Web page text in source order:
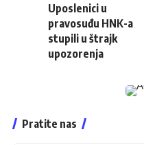
Uposlenici u
pravosuđu HNK-a
stupili u štrajk
upozorenja
Pratite nas